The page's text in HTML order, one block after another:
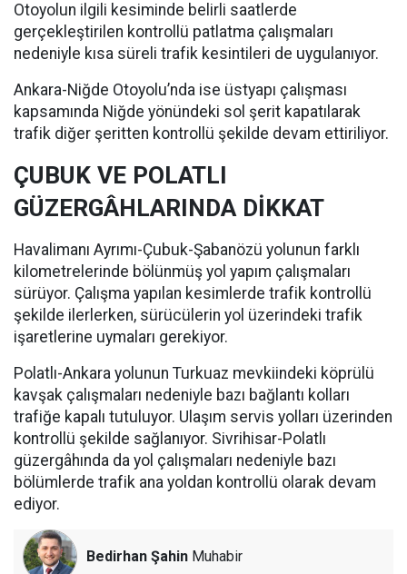
Otoyolun ilgili kesiminde belirli saatlerde
gerçekleştirilen kontrollü patlatma çalışmaları
nedeniyle kısa süreli trafik kesintileri de uygulanıyor.
Ankara-Niğde Otoyolu’nda ise üstyapı çalışması
kapsamında Niğde yönündeki sol şerit kapatılarak
trafik diğer şeritten kontrollü şekilde devam ettiriliyor.
ÇUBUK VE POLATLI
GÜZERGÂHLARINDA DİKKAT
Havalimanı Ayrımı-Çubuk-Şabanözü yolunun farklı
kilometrelerinde bölünmüş yol yapım çalışmaları
sürüyor. Çalışma yapılan kesimlerde trafik kontrollü
şekilde ilerlerken, sürücülerin yol üzerindeki trafik
işaretlerine uymaları gerekiyor.
Polatlı-Ankara yolunun Turkuaz mevkiindeki köprülü
kavşak çalışmaları nedeniyle bazı bağlantı kolları
trafiğe kapalı tutuluyor. Ulaşım servis yolları üzerinden
kontrollü şekilde sağlanıyor. Sivrihisar-Polatlı
güzergâhında da yol çalışmaları nedeniyle bazı
bölümlerde trafik ana yoldan kontrollü olarak devam
ediyor.
Bedirhan Şahin Muhabir